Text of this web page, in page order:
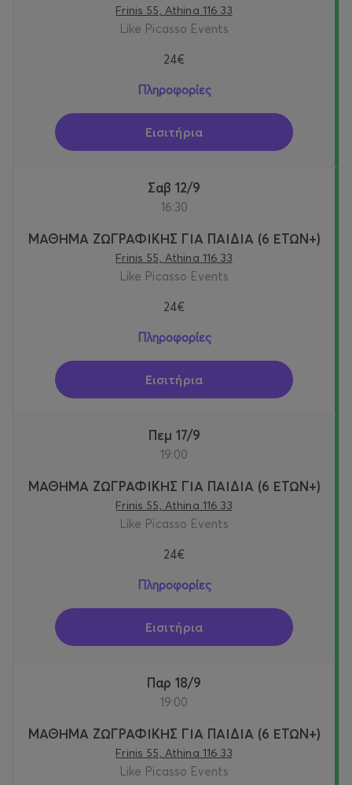
Frinis 55, Athina 116 33
Like Picasso Events
24€
Πληροφορίες
Εισιτήρια
Σαβ 12/9
16:30
ΜΑΘΗΜΑ ΖΩΓΡΑΦΙΚΗΣ ΓΙΑ ΠΑΙΔΙΑ (6 ΕΤΩΝ+)
Frinis 55, Athina 116 33
Like Picasso Events
24€
Πληροφορίες
Εισιτήρια
Πεμ 17/9
19:00
ΜΑΘΗΜΑ ΖΩΓΡΑΦΙΚΗΣ ΓΙΑ ΠΑΙΔΙΑ (6 ΕΤΩΝ+)
Frinis 55, Athina 116 33
Like Picasso Events
24€
Πληροφορίες
Εισιτήρια
Παρ 18/9
19:00
ΜΑΘΗΜΑ ΖΩΓΡΑΦΙΚΗΣ ΓΙΑ ΠΑΙΔΙΑ (6 ΕΤΩΝ+)
Frinis 55, Athina 116 33
Like Picasso Events